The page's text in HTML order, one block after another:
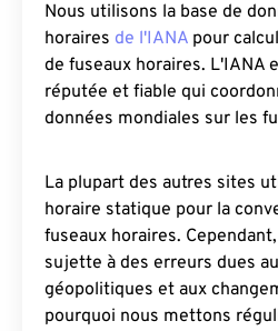
Nous utilisons la base de
horaires de l'IANA pour
de fuseaux horaires. L'IANA
réputée et fiable qui
données mondiales sur les
La plupart des autres sites
horaire statique pour la
fuseaux horaires.
sujette à des erreurs dues
géopolitiques et aux
pourquoi nous mettons